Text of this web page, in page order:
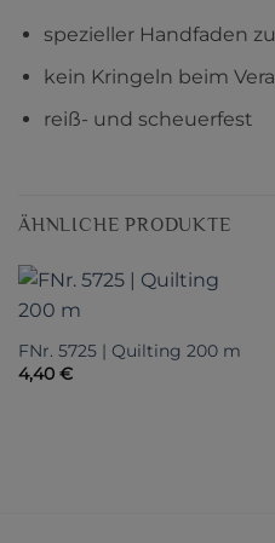
spezieller Handfaden
kein Kringeln beim
reiß- und scheuerfest
ÄHNLICHE PRODUKTE
FNr. 5725 | Quilting 200 m
4,40 €